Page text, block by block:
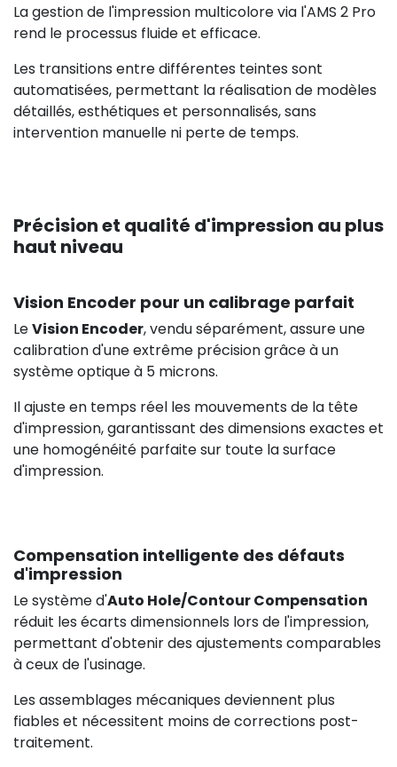
209,90 €
La gestion de l'impression multicolore via l'AMS 2 Pro
rend le processus fluide et efficace.
Les transitions entre différentes teintes sont
automatisées, permettant la réalisation de modèles
détaillés, esthétiques et personnalisés, sans
intervention manuelle ni perte de temps.
Précision et qualité d'impression au plus
haut niveau
Vision Encoder pour un calibrage parfait
LeVision Encoder, vendu séparément, assure une
calibration d'une extrême précision grâce à un
système optique à 5 microns.
Il ajuste en temps réel les mouvements de la tête
d'impression, garantissant des dimensions exactes et
une homogénéité parfaite sur toute la surface
d'impression.
Compensation intelligente des défauts
d'impression
Le système d'Auto Hole/Contour Compensation
réduit les écarts dimensionnels lors de l'impression,
permettant d'obtenir des ajustements comparables
à ceux de l'usinage.
Les assemblages mécaniques deviennent plus
fiables et nécessitent moins de corrections post-
traitement.